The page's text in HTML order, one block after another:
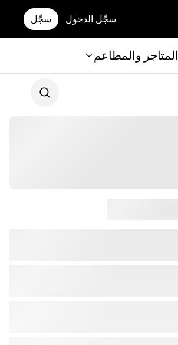
سجِّل الدخول سجِّل
المتاجر والمطاعم